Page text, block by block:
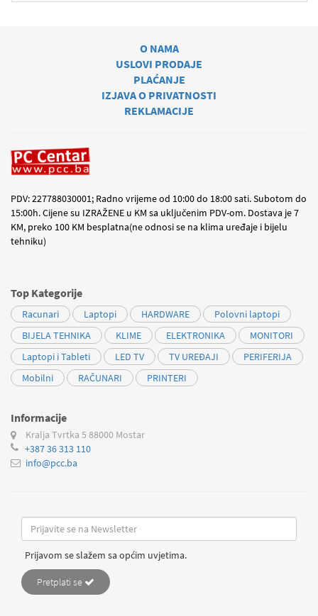
O NAMA
USLOVI PRODAJE
PLAĆANJE
IZJAVA O PRIVATNOSTI
REKLAMACIJE
PDV: 227788030001; Radno vrijeme od 10:00 do 18:00 sati. Subotom do
15:00h. Cijene su IZRAŽENE u KM sa uključenim PDV-om. Dostava je 7
KM, preko 100 KM besplatna(ne odnosi se na klima uređaje i bijelu
tehniku)
Top Kategorije
Racunari Laptopi HARDWARE
Polovni laptopi
BIJELA TEHNIKA
KLIME ELEKTRONIKA
MONITORI
Laptopi i Tableti
LED TV TV UREĐAJI
PERIFERIJA
Mobilni
RAČUNARI PRINTERI
Informacije
Kralja Tvrtka 5 88000 Mostar
+387 36 313 110
info@pcc.ba
Prijavom se slažem sa općim uvjetima.
Pretplati se